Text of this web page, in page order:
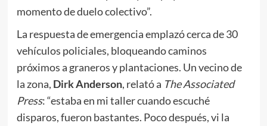
momento de duelo colectivo”.
La respuesta de emergencia emplazó cerca de 30
vehículos policiales, bloqueando caminos
próximos a graneros y plantaciones. Un vecino de
la zona, Dirk Anderson, relató a The Associated
Press: “estaba en mi taller cuando escuché
disparos, fueron bastantes. Poco después, vi la